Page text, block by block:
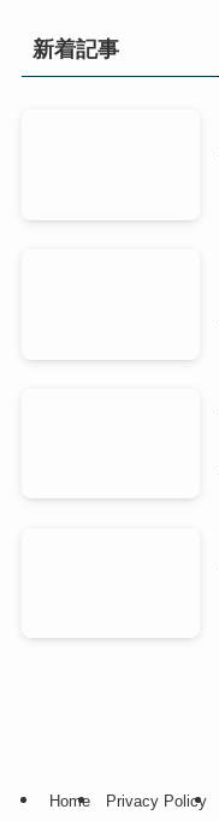
新着記事
Home Privacy Policy